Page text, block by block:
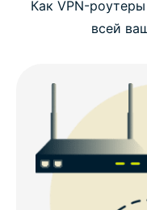
Как VPN-
всей